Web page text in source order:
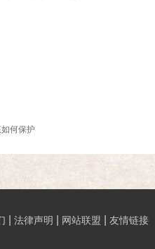
何保护
法律声明 网站联盟 友情链接